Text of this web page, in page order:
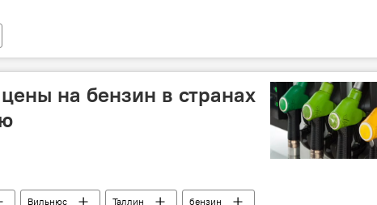
на бензин в странах
Вильнюс Таллин бензин